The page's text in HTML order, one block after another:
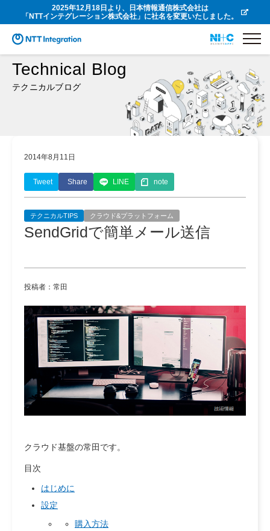
2025年12月18日より、日本情報通信株式会社は
「NTTインテグレーション株式会社」に社名を変更いたしました。
Technical Blog
テクニカルブログ
2014年8月11日
Tweet Share LINE note
テクニカルTIPS クラウド&プラットフォーム
SendGridで簡単メール送信
投稿者：常田
クラウド基盤の常田です。
目次
はじめに
設定
購入方法